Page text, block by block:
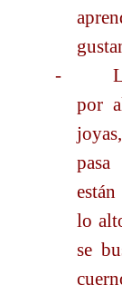
-
por
lo
se